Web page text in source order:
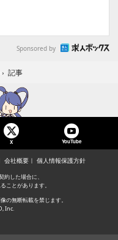
Sponsored by
› 記事
X YouTube
会社概要 個人情報保護方針
した場合に、
ことがあります。
の無断転載を禁じます。
Inc.